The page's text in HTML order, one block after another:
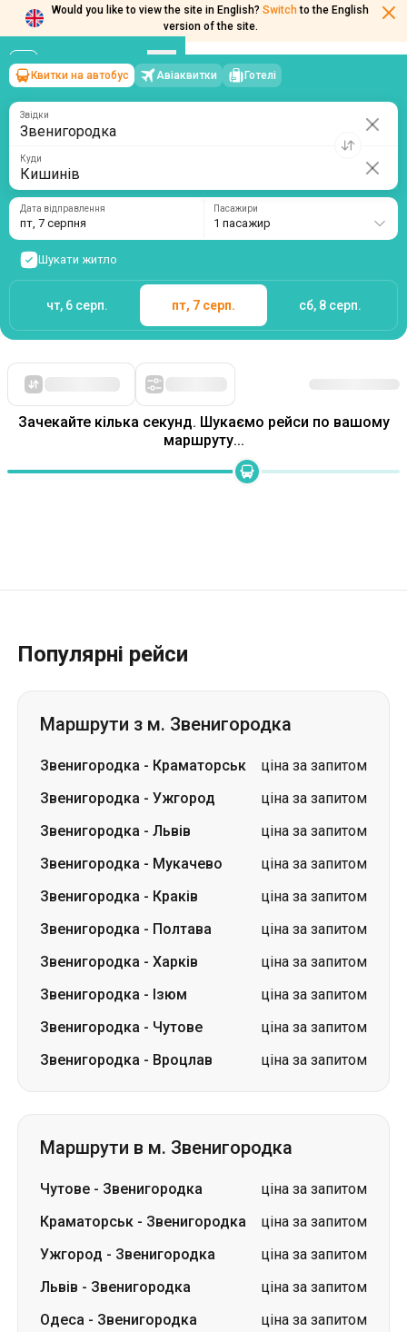
Would you like to view the site in English? Switch to the English
version of the site.
Звенигородка Кишинів
Квитки на автобус Авіаквитки Готелі
Куди
Дата відправлення
пт, 7 серпня
Шукати житло
Зачекайте кілька секунд. Шукаємо рейси по вашому
маршруту...
Популярні рейси
Маршрути з м. Звенигородка
Звенигородка - Краматорськ
ціна за запитом
Звенигородка - Ужгород
ціна за запитом
Звенигородка - Львів
ціна за запитом
Звенигородка - Мукачево
ціна за запитом
Звенигородка - Краків
ціна за запитом
Звенигородка - Полтава
ціна за запитом
Звенигородка - Харків
ціна за запитом
Звенигородка - Ізюм
ціна за запитом
Звенигородка - Чутове
ціна за запитом
Звенигородка - Вроцлав ціна за запитом
Маршрути в м. Звенигородка
Чутове - Звенигородка
ціна за запитом
Краматорськ - Звенигородка
ціна за запитом
Ужгород - Звенигородка
ціна за запитом
Львів - Звенигородка
ціна за запитом
Одеса - Звенигородка
ціна за запитом